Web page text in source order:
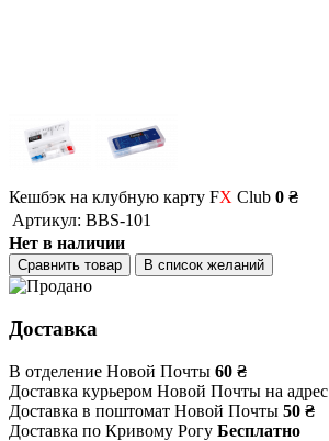
Кешбэк на клубную карту FX Club 0 ₴
Артикул: BBS-101
Нет в наличии
Сравнить товар В список желаний
Доставка
В отделение Новой Почты 60 ₴
Доставка курьером Новой Почты на адрес
Доставка в поштомат Новой Почты 50 ₴
Доставка по Кривому Рогу Бесплатно